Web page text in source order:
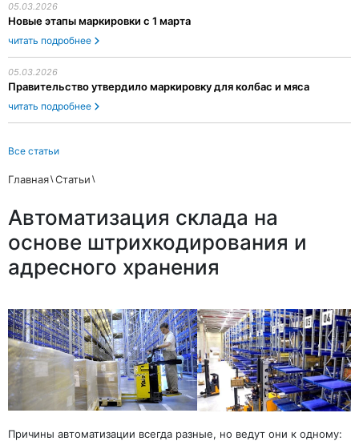
05.03.2026
Новые этапы маркировки с 1 марта
читать подробнее
05.03.2026
Правительство утвердило маркировку для колбас и мяса
читать подробнее
Все статьи
Главная Статьи
Автоматизация склада на
основе штрихкодирования и
адресного хранения
Причины автоматизации всегда разные, но ведут они к одному: